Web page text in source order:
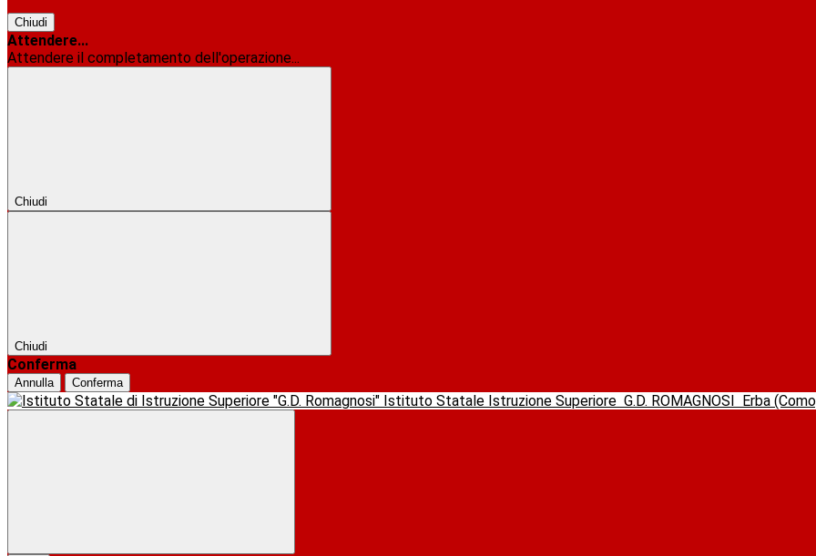
Chiudi
Attendere...
Attendere il completamento dell'operazione...
Chiudi
Chiudi
Conferma
Annulla Conferma
Istituto Statale Istruzione Superiore G.D. ROMAGNOSI Erba